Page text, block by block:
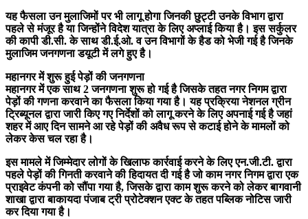
यह फैसला उन मुलाजिमों पर भी लागू होगा जिनकी छुट्टी उनके विभाग द्वारा
पहले से मंजूर है या जिन्होंने विदेश यात्रा के लिए अप्लाई किया है। इस सर्कुलर
की कापी डी.सी. के साथ डी.ई.ओ. व उन विभागों के हैड को भेजी गई है जिनके
मुलाजिम जनगणना डयूटी में लगे हुए है।
महानगर में शुरू हुई पेड़ों की जनगणना
महानगर में एक साथ 2 जनगणना शुरू हो गई है जिसके तहत नगर निगम द्वारा
पेड़ों की गणना करवाने का फैसला किया गया है। यह प्रक्रिया नेशनल ग्रीन
ट्रिब्यूनल द्वारा जारी किए गए निर्देशों को लागू करने के लिए अपनाई गई है जहां
शहर में आए दिन सामने आ रहे पेड़ों की अवैध रूप से कटाई होने के मामलों को
लेकर केस चल रहा है।
इस मामले में जिम्मेदार लोगों के खिलाफ कार्रवाई करने के लिए एन.जी.टी. द्वारा
पहले पेड़ों की गिनती करवाने की हिदायत दी गई है जो काम नगर निगम द्वारा एक
प्राइवेट कंपनी को सौंपा गया है, जिसके द्वारा काम शुरू करने को लेकर बागवानी
शाखा द्वारा बाकायदा पंजाब ट्री प्रोटेक्शन एक्ट के तहत पब्लिक नोटिस जारी
कर दिया गया है।